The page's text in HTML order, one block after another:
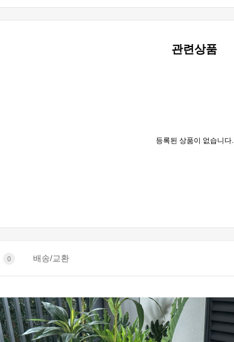
관련상품
등록된 상품이 없습니다.
0 배송/교환